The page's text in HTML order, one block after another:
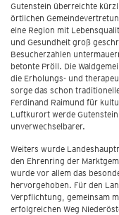
Gutenstein überreichte
örtlichen
eine Region mit
und Gesundheit groß
Besucherzahlen
betonte Pröll. Die
die Erholungs- und
sorge das schon
Ferdinand Raimund für
Luftkurort werde
unverwechselbarer.
Weiters wurde
den Ehrenring der
wurde vor allem das
hervorgehoben. Für den
Verpflichtung, gemeinsam
erfolgreichen Weg